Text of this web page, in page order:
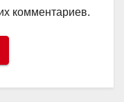
комментариев.